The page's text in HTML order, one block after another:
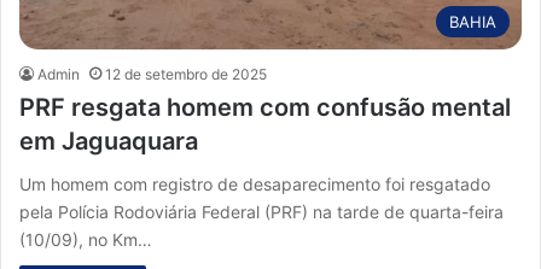
BAHIA
Admin 12 de setembro de 2025
PRF resgata homem com confusão mental
em Jaguaquara
Um homem com registro de desaparecimento foi resgatado
pela Polícia Rodoviária Federal (PRF) na tarde de quarta-feira
(10/09), no Km…